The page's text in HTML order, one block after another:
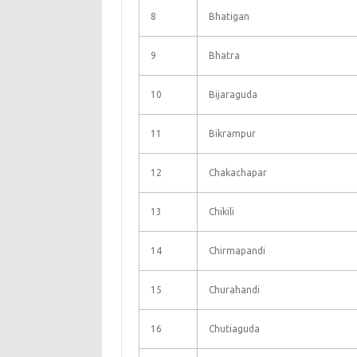
8 Bhatigan
9 Bhatra
10 Bijaraguda
11 Bikrampur
12 Chakachapar
13 Chikili
14 Chirmapandi
15 Churahandi
16 Chutiaguda